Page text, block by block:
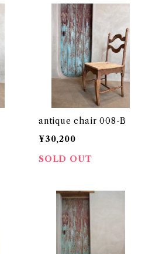
antique chair 008-B
¥30,200
SOLD OUT